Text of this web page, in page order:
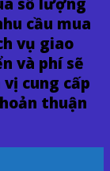
cầu mua
vụ giao
và phí sẽ
cung cấp
thuận